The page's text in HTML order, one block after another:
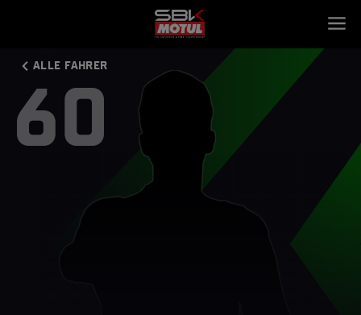
ALLE FAHRER
60